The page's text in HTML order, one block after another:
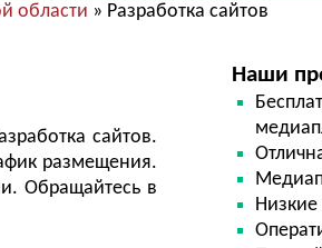
области » Разработка сайтов
сайтов.
размещения.
Обращайтесь в
Наши